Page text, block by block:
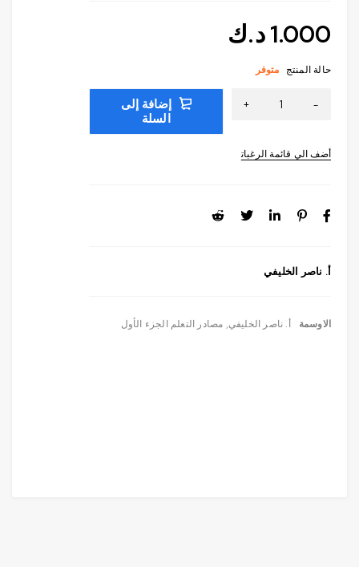
أ. ناصر الخليفي
1.000د.ك
حالة المنتج متوفر
إضافة إلى
السلة
الاوسمة أ. ناصر الخليفي, مصادر التعلم الجزء الأول